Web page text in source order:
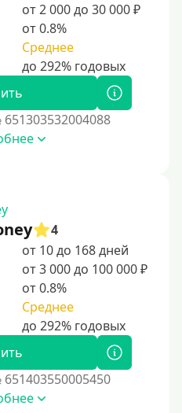
от 2 000 до 30 000 ₽
от 0.8%
Среднее
4
от 10 до 168 дней
от 3 000 до 100 000 ₽
от 0.8%
Среднее